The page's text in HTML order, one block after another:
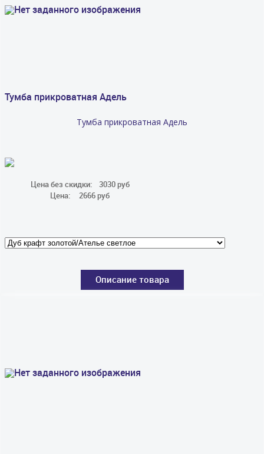
Тумба прикроватная Адель
Тумба прикроватная Адель
Цена без скидки:
3030 руб
Цена:
2666 руб
Описание товара